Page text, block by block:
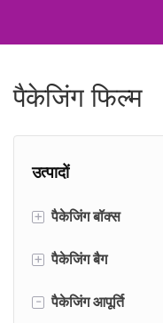
पैकेजिंग फिल्म
उत्पादों
+ पैकेजिंग बॉक्स
पोत परिवहन बॉक्स
सिलेंडर बॉक्स
+ पैकेजिंग बैग
पेपर बैग
- पैकेजिंग आपूर्ति